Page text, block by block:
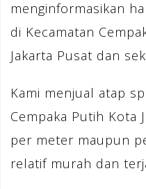
menginformasikan
di Kecamatan
Jakarta Pusat dan
Kami menjual atap
Cempaka Putih Kota
per meter maupun
relatif murah dan